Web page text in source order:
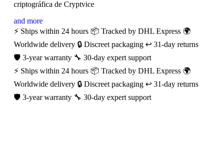
and more
⚡ Ships within 24 hours 📦 Tracked by DHL Express 🌍
Worldwide delivery 🔒 Discreet packaging ↩️ 31-day returns
🛡️ 3-year warranty 🔧 30-day expert support
⚡ Ships within 24 hours 📦 Tracked by DHL Express 🌍
Worldwide delivery 🔒 Discreet packaging ↩️ 31-day returns
🛡️ 3-year warranty 🔧 30-day expert support